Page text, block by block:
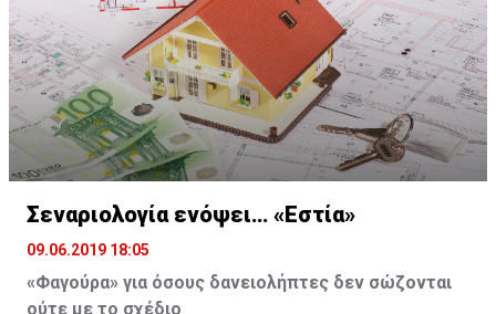
Σεναριολογία ενόψει… «Εστία»
09.06.2019 18:05
«Φαγούρα» για όσους δανειολήπτες δεν σώζονται
ούτε με το σχέδιο